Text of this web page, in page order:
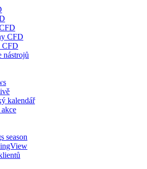
CFD
CFD
nástrojů
kalendář
season